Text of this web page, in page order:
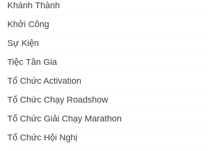
Khánh Thành
Khởi Công
Sự Kiện
Tiệc Tân Gia
Tổ Chức Activation
Tổ Chức Chạy Roadshow
Tổ Chức Giải Chạy Marathon
Tổ Chức Hội Nghị